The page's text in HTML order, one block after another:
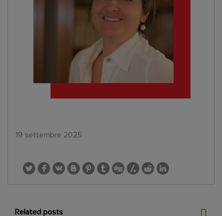
19 settembre 2025
Related posts